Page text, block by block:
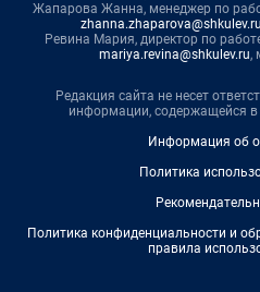
Жапарова Жанна, менеджер по
zhanna.zhaparova@shkulev.ru
Ревина Мария, директор по
mariya.revina@shkulev.ru,
Редакция сайта не несет
информации, содержащейся
Информация об
Политика
Политика конфиденциальности и
правила